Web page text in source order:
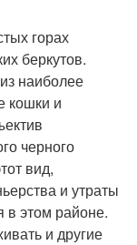
горах
беркутов.
наиболее
кошки и
черного
вид,
и утраты
в этом районе.
и другие